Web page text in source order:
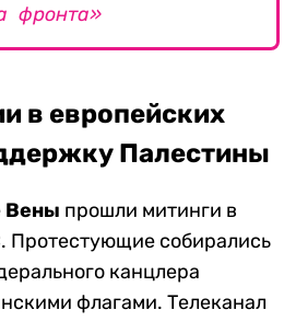
фронта»
в европейских
Палестины
Вены прошли митинги в
собирались
канцлера
флагами. Телеканал